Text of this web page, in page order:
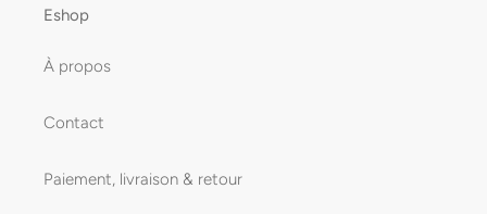
Eshop
À propos
Contact
Paiement, livraison & retour